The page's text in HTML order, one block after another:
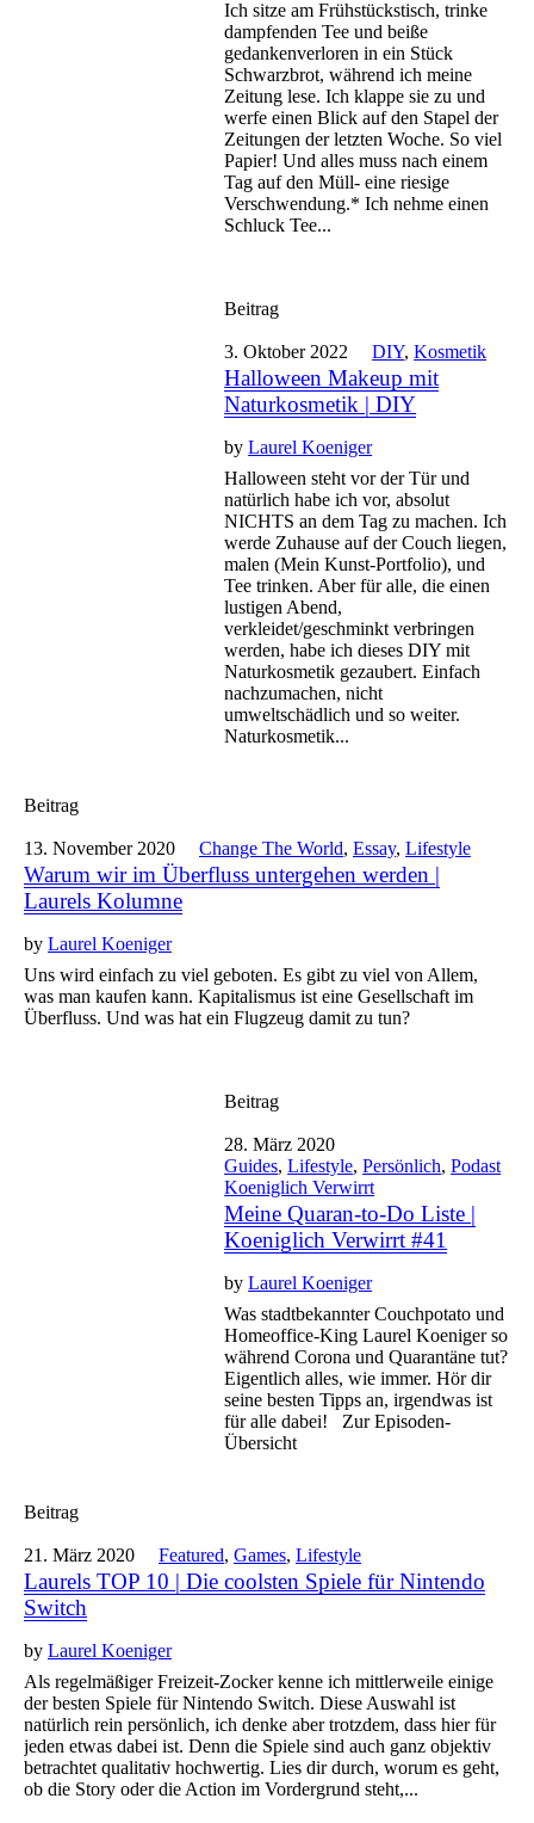
Ich sitze am Frühstückstisch, trinke
dampfenden Tee und beiße
gedankenverloren in ein Stück
Schwarzbrot, während ich meine
Zeitung lese. Ich klappe sie zu und
werfe einen Blick auf den Stapel der
Zeitungen der letzten Woche. So viel
Papier! Und alles muss nach einem
Tag auf den Müll- eine riesige
Verschwendung.* Ich nehme einen
Schluck Tee...
Beitrag
3. Oktober 2022 DIY,Kosmetik
Halloween Makeup mit
Naturkosmetik | DIY
byLaurel Koeniger
Halloween steht vor der Tür und
natürlich habe ich vor, absolut
NICHTS an dem Tag zu machen. Ich
werde Zuhause auf der Couch liegen,
malen (Mein Kunst-Portfolio), und
Tee trinken. Aber für alle, die einen
lustigen Abend,
verkleidet/geschminkt verbringen
werden, habe ich dieses DIY mit
Naturkosmetik gezaubert. Einfach
nachzumachen, nicht
umweltschädlich und so weiter.
Naturkosmetik...
Beitrag
13. November 2020 Change The World, Essay, Lifestyle
Warum wir im Überfluss untergehen werden |
Laurels Kolumne
by Laurel Koeniger
Uns wird einfach zu viel geboten. Es gibt zu viel von Allem,
was man kaufen kann. Kapitalismus ist eine Gesellschaft im
Überfluss. Und was hat ein Flugzeug damit zu tun?
Beitrag
28. März 2020
Guides,Lifestyle,Persönlich,Podast
Koeniglich Verwirrt
Meine Quaran-to-Do Liste |
Koeniglich Verwirrt #41
byLaurel Koeniger
Was stadtbekannter Couchpotato und
Homeoffice-King Laurel Koeniger so
während Corona und Quarantäne tut?
Eigentlich alles, wie immer. Hör dir
seine besten Tipps an, irgendwas ist
für alle dabei! Zur Episoden-
Übersicht
Beitrag
21. März 2020 Featured, Games, Lifestyle
Laurels TOP 10 | Die coolsten Spiele für Nintendo
Switch
by Laurel Koeniger
Als regelmäßiger Freizeit-Zocker kenne ich mittlerweile einige
der besten Spiele für Nintendo Switch. Diese Auswahl ist
natürlich rein persönlich, ich denke aber trotzdem, dass hier für
jeden etwas dabei ist. Denn die Spiele sind auch ganz objektiv
betrachtet qualitativ hochwertig. Lies dir durch, worum es geht,
ob die Story oder die Action im Vordergrund steht,...